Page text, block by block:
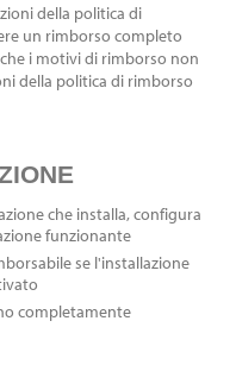
della politica di
un rimborso completo
i motivi di rimborso non
della politica di rimborso
che installa, configura
funzionante
se l'installazione
completamente